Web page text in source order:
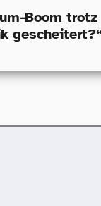
​Boom trotz